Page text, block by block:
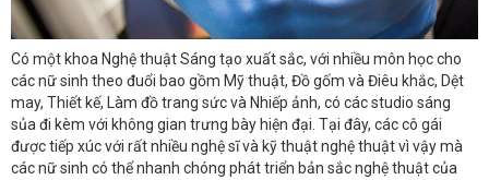
Có một khoa Nghệ thuật Sáng tạo xuất sắc, với nhiều môn học cho
các nữ sinh theo đuổi bao gồm Mỹ thuật, Đồ gốm và Điêu khắc, Dệt
may, Thiết kế, Làm đồ trang sức và Nhiếp ảnh, có các studio sáng
sủa đi kèm với không gian trưng bày hiện đại. Tại đây, các cô gái
được tiếp xúc với rất nhiều nghệ sĩ và kỹ thuật nghệ thuật vì vậy mà
các nữ sinh có thể nhanh chóng phát triển bản sắc nghệ thuật của